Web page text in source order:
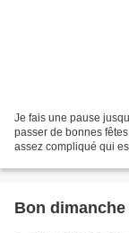
Je fais une pause
passer de bonnes
assez compliqué qui
Bon dimanche